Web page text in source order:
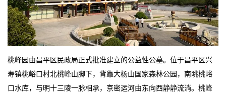
桃峰园由昌平区民政局正式批准建立的公益性公墓。位于昌平区兴
寿镇桃峪口村北桃峰山脚下，背靠大杨山国家森林公园，南眺桃峪
口水库，与明十三陵一脉相承，京密运河由东向西静静流淌。桃峰